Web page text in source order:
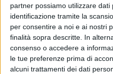
partner possiamo utilizzare
identificazione tramite la
per consentire a noi e ai nostri
finalità sopra descritte. In
consenso o accedere a
le tue preferenze prima di
alcuni trattamenti dei dati
diDaniele Verderio